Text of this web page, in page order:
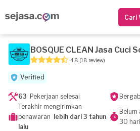
Cari
BOSQUE CLEAN Jasa Cuci
4.8 (18 review)
Verified
63 Pekerjaan selesai
Terakhir mengirimkan
penawaran
lebih dari 3 tahun
lalu
Belum
30